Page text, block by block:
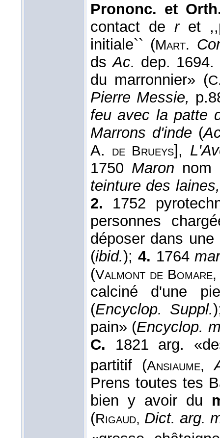
Prononc. et
contact deret
initiale`` (Mart.
dsAc. dep. 1694.
du marronnier» (
Pierre Messie,
feu avec la patte
Marrons d'inde (
A. de Brueys],
1750 Maron nom
teinture des laines,
2. 1752
personnes
déposer dans
(ibid.); 4. 1764
(Valmont de Bomare,
calciné d'une
(Encyclop. Suppl.
pain» (Encyclop.
C. 1821 arg.
partitif (Ansiaume,
Prens toutes tes
bien y avoir du
(Rigaud, Dict. arg.